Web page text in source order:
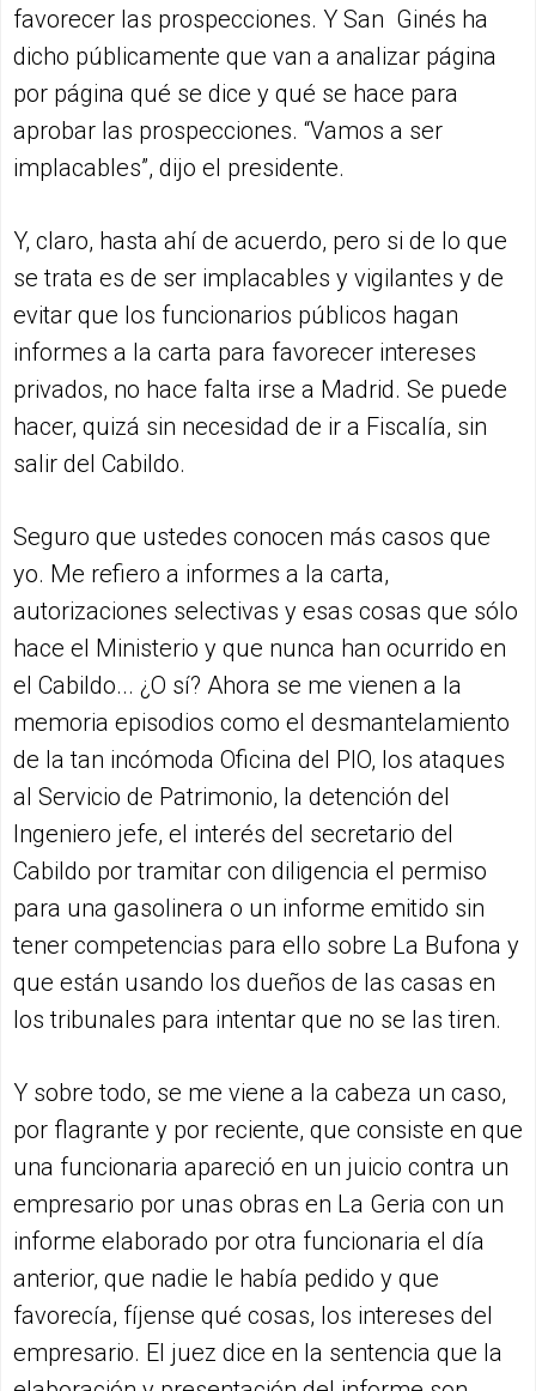
favorecer las prospecciones. Y San Ginés ha
dicho públicamente que van a analizar página
por página qué se dice y qué se hace para
aprobar las prospecciones. “Vamos a ser
implacables”, dijo el presidente.
Y, claro, hasta ahí de acuerdo, pero si de lo que
se trata es de ser implacables y vigilantes y de
evitar que los funcionarios públicos hagan
informes a la carta para favorecer intereses
privados, no hace falta irse a Madrid. Se puede
hacer, quizá sin necesidad de ir a Fiscalía, sin
salir del Cabildo.
Seguro que ustedes conocen más casos que
yo. Me refiero a informes a la carta,
autorizaciones selectivas y esas cosas que sólo
hace el Ministerio y que nunca han ocurrido en
el Cabildo... ¿O sí? Ahora se me vienen a la
memoria episodios como el desmantelamiento
de la tan incómoda Oficina del PIO, los ataques
al Servicio de Patrimonio, la detención del
Ingeniero jefe, el interés del secretario del
Cabildo por tramitar con diligencia el permiso
para una gasolinera o un informe emitido sin
tener competencias para ello sobre La Bufona y
que están usando los dueños de las casas en
los tribunales para intentar que no se las tiren.
Y sobre todo, se me viene a la cabeza un caso,
por flagrante y por reciente, que consiste en que
una funcionaria apareció en un juicio contra un
empresario por unas obras en La Geria con un
informe elaborado por otra funcionaria el día
anterior, que nadie le había pedido y que
favorecía, fíjense qué cosas, los intereses del
empresario. El juez dice en la sentencia que la